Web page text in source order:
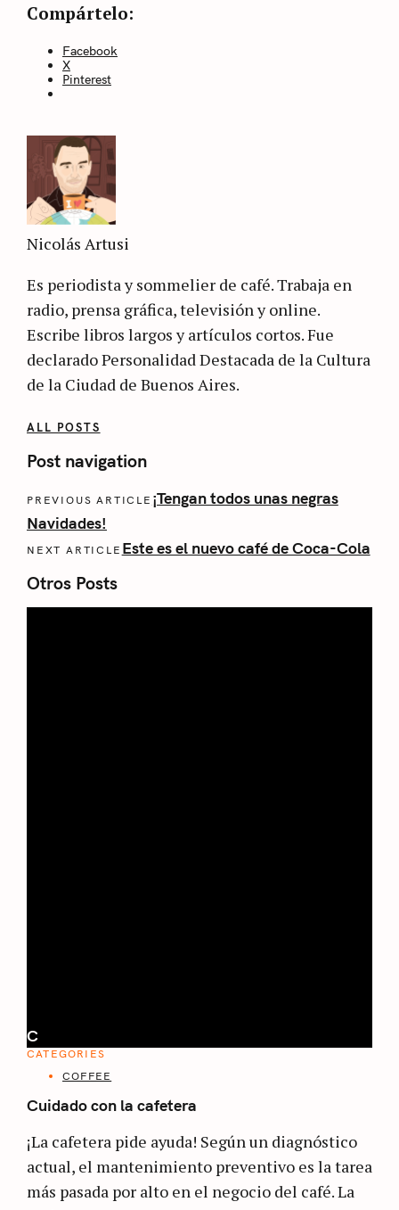
Compártelo:
Facebook
X
Pinterest
Nicolás Artusi
Es periodista y sommelier de café. Trabaja en
radio, prensa gráfica, televisión y online.
Escribe libros largos y artículos cortos. Fue
declarado Personalidad Destacada de la Cultura
de la Ciudad de Buenos Aires.
ALL POSTS
Post navigation
PREVIOUS ARTICLE ¡Tengan todos unas negras
Navidades!
NEXT ARTICLE Este es el nuevo café de Coca-Cola
Otros Posts
C
CATEGORIES
COFFEE
Cuidado con la cafetera
¡La cafetera pide ayuda! Según un diagnóstico
actual, el mantenimiento preventivo es la tarea
más pasada por alto en el negocio del café. La